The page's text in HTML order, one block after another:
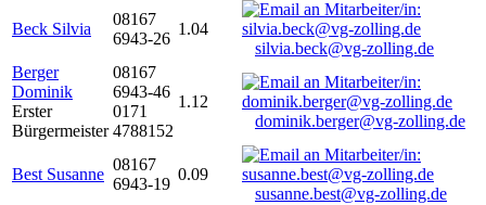
Beck Silvia
08167
6943-26
1.04
silvia.beck@vg-zolling.de
Berger
Dominik
Erster
Bürgermeister
08167
6943-46
0171
4788152
1.12
dominik.berger@vg-zolling.de
Best Susanne
08167
6943-19
0.09
susanne.best@vg-zolling.de